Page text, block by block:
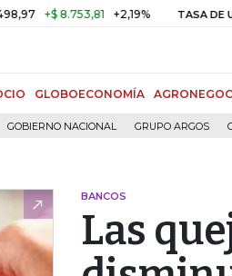
+$ 8.753,81 +2,19% TASA DE USURA
GLOBOECONOMÍA
GOBIERNO NACIONAL GRUPO ARGOS
BANCOS
Las